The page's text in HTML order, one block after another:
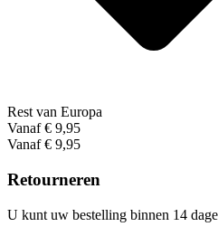
Rest van Europa
Vanaf € 9,95
Vanaf € 9,95
Retourneren
U kunt uw bestelling binnen 14